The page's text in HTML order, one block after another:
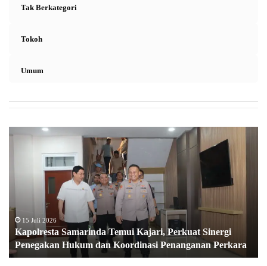
Tak Berkategori
Tokoh
Umum
K
e
S
15 Juli 2026
Kapolresta Samarinda Temui Kajari, Perkuat Sinergi
Penegakan Hukum dan Koordinasi Penanganan Perkara